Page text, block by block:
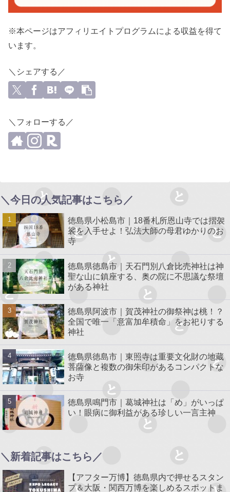
※本ページはアフィリエイトプログラムによる収益を得て
います。
＼シェアする／
＼フォローする／
＼今日の人気記事はこちら／
徳島県小松島市｜18番札所恩山寺では摺袈
裟を入手せよ！弘法大師の母君ゆかりのお
寺
徳島県徳島市｜天石門別八倉比売神社は神
聖な山に鎮座する、奥の院に不思議な祭壇
がある神社
徳島県阿波市｜賀茂神社の御祭神は桃！？
全国で唯一「意富加牟積命」をお祀りする
神社
徳島県徳島市｜東照寺は重要文化財の地蔵
菩薩像と複数の御朱印があるコンパクトな
お寺
徳島県鳴門市｜葛城神社は「め」がいっぱ
い！眼病に御利益がある珍しい一言主神
＼新着記事はこちら／
【アフター万博】徳島県内で押せるスタン
プ＆大阪・関西万博を楽しめるスポットま